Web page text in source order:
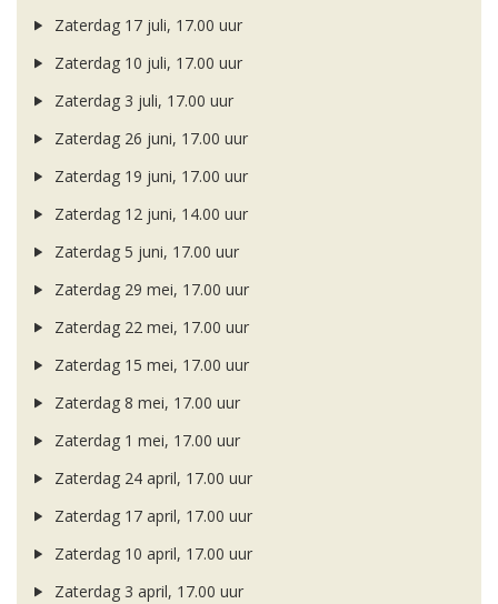
Zaterdag 17 juli, 17.00 uur
Zaterdag 10 juli, 17.00 uur
Zaterdag 3 juli, 17.00 uur
Zaterdag 26 juni, 17.00 uur
Zaterdag 19 juni, 17.00 uur
Zaterdag 12 juni, 14.00 uur
Zaterdag 5 juni, 17.00 uur
Zaterdag 29 mei, 17.00 uur
Zaterdag 22 mei, 17.00 uur
Zaterdag 15 mei, 17.00 uur
Zaterdag 8 mei, 17.00 uur
Zaterdag 1 mei, 17.00 uur
Zaterdag 24 april, 17.00 uur
Zaterdag 17 april, 17.00 uur
Zaterdag 10 april, 17.00 uur
Zaterdag 3 april, 17.00 uur